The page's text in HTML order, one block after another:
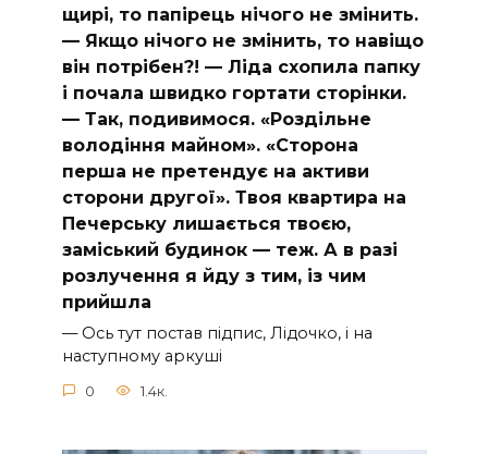
щирі, то папірець нічого не змінить.
— Якщо нічого не змінить, то навіщо
він потрібен?! — Ліда схопила папку
і почала швидко гортати сторінки.
— Так, подивимося. «Роздільне
володіння майном». «Сторона
перша не претендує на активи
сторони другої». Твоя квартира на
Печерську лишається твоєю,
заміський будинок — теж. А в разі
розлучення я йду з тим, із чим
прийшла
— Ось тут постав підпис, Лідочко, і на
наступному аркуші
0 1.4к.